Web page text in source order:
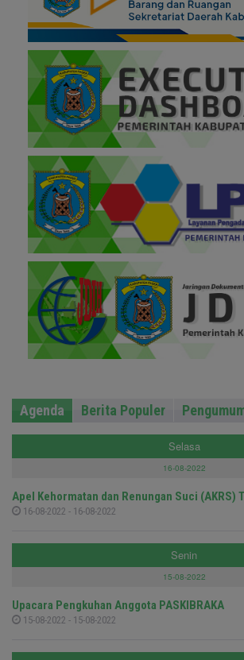
Agenda Berita Populer
Selasa
16-08-2022
Apel Kehormatan dan Renungan Suci (AKRS)
16-08-2022 - 16-08-2022
Senin
15-08-2022
Upacara Pengkuhan Anggota PASKIBRAKA
15-08-2022 - 15-08-2022